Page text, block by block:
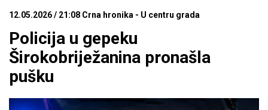
12.05.2026 / 21:08 Crna hronika - U centru grada
Policija u gepeku
Širokobriježanina pronašla
pušku